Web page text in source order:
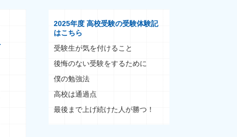
2025年度 高校受験の受験体験記
はこちら
受験生が気を付けること
後悔のない受験をするために
僕の勉強法
高校は通過点
最後まで上げ続けた人が勝つ！